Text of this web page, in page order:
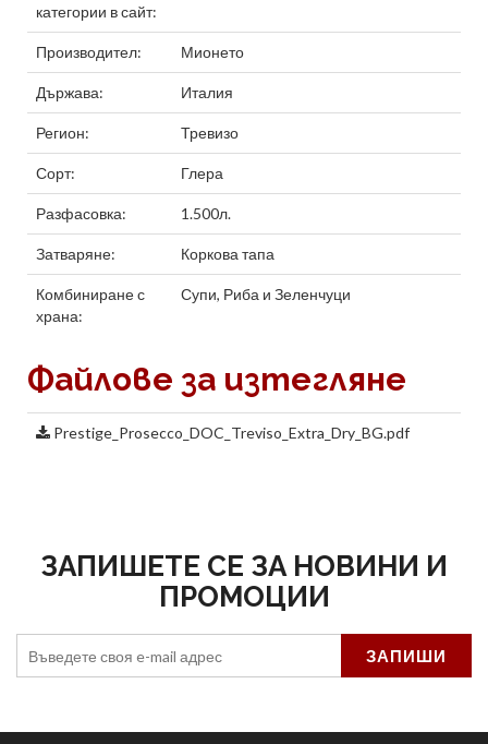
категории в сайт:
Производител: Мионето
Държава: Италия
Регион: Тревизо
Сорт: Глера
Разфасовка: 1.500л.
Затваряне: Коркова тапа
Комбиниране с
храна:
Супи, Риба и Зеленчуци
Файлове за изтегляне
Prestige_Prosecco_DOC_Treviso_Extra_Dry_BG.pdf
ЗАПИШЕТЕ СЕ ЗА НОВИНИ И
ПРОМОЦИИ